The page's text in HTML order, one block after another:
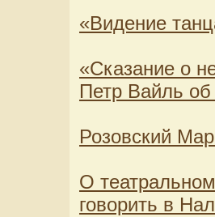
«Видение
«Сказание о
Петр Вайль
Розовский
О
говорить в